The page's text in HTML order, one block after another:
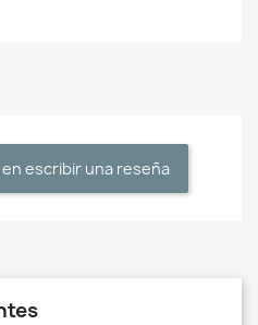
escribir una reseña